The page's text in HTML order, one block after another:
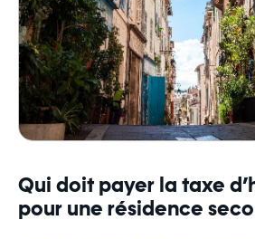
Qui doit payer la taxe
pour une résidence